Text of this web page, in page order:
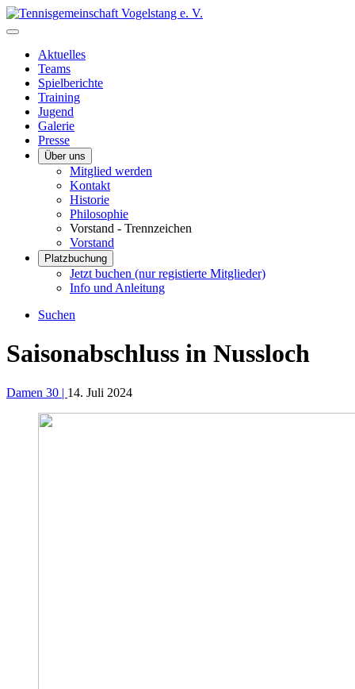
Aktuelles
Teams
Spielberichte
Training
Jugend
Galerie
Presse
Über uns
Mitglied werden
Kontakt
Historie
Philosophie
Vorstand - Trennzeichen
Vorstand
Platzbuchung
Jetzt buchen (nur registierte Mitglieder)
Info und Anleitung
Suchen
Saisonabschluss in Nussloch
Damen 30 | 14. Juli 2024